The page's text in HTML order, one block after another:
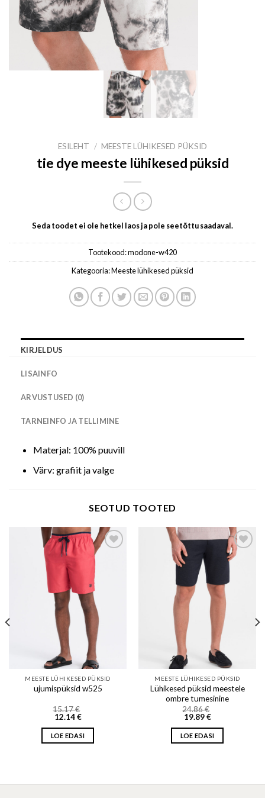
ESILEHT / MEESTE LÜHIKESED PÜKSID
tie dye meeste lühikesed püksid
Seda toodet ei ole hetkel laos ja pole seetõttu saadaval.
Tootekood:modone-w420
Kategooria:Meeste lühikesed püksid
KIRJELDUS
LISAINFO
ARVUSTUSED (0)
TARNEINFO JA TELLIMINE
Materjal: 100% puuvill
Värv: grafiit ja valge
SEOTUD TOOTED
Add to wishlist
MEESTE LÜHIKESED PÜKSID
ujumispüksid w525
15.17€
12.14€
LOE EDASI
Add to wishlist
MEESTE LÜHIKESED PÜKSID
Lühikesed püksid meestele
ombre tumesinine
24.86€
19.89€
LOE EDASI